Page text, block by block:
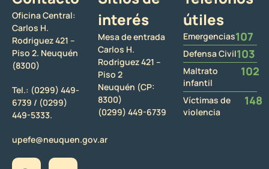
Oficina Central:
Carlos H.
Rodriguez 421 –
Piso 2. Neuquén
(8300)
Tel.: (0299) 449-
6739 / (0299)
449-5333.
upefe@neuquen.gov.ar
interés
Mesa de entrada
Carlos H.
Rodriguez 421 –
Piso 2
Neuquén (CP:
8300)
(0299) 449-6739
útiles
Emergencias107
Defensa Civil103
Maltrato
infantil
102
Víctimas de
violencia
148